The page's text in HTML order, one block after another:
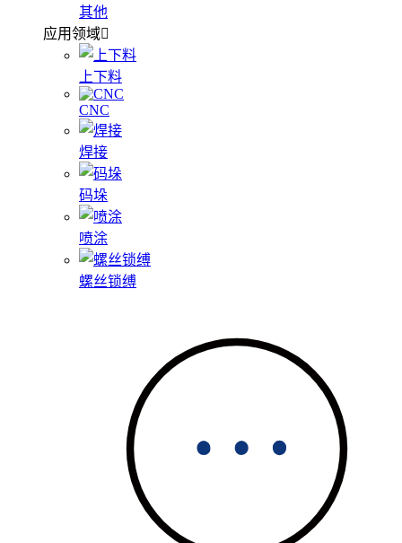
其他
应用领域
上下料
CNC
焊接
码垛
喷涂
螺丝锁缚